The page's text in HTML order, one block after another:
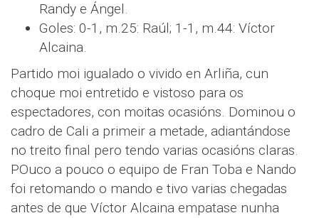
Randy e Ángel.
Goles: 0-1, m.25: Raúl; 1-1, m.44: Víctor
Alcaina.
Partido moi igualado o vivido en Arliña, cun
choque moi entretido e vistoso para os
espectadores, con moitas ocasións. Dominou o
cadro de Cali a primeir a metade, adiantándose
no treito final pero tendo varias ocasións claras.
POuco a pouco o equipo de Fran Toba e Nando
foi retomando o mando e tivo varias chegadas
antes de que Víctor Alcaina empatase nunha